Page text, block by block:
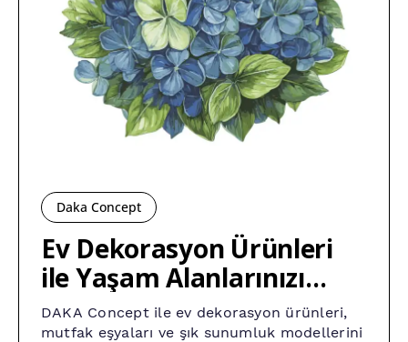
Daka Concept
Ev Dekorasyon Ürünleri
ile Yaşam Alanlarınızı
Yeniden Tasarlayın
DAKA Concept ile ev dekorasyon ürünleri,
mutfak eşyaları ve şık sunumluk modellerini